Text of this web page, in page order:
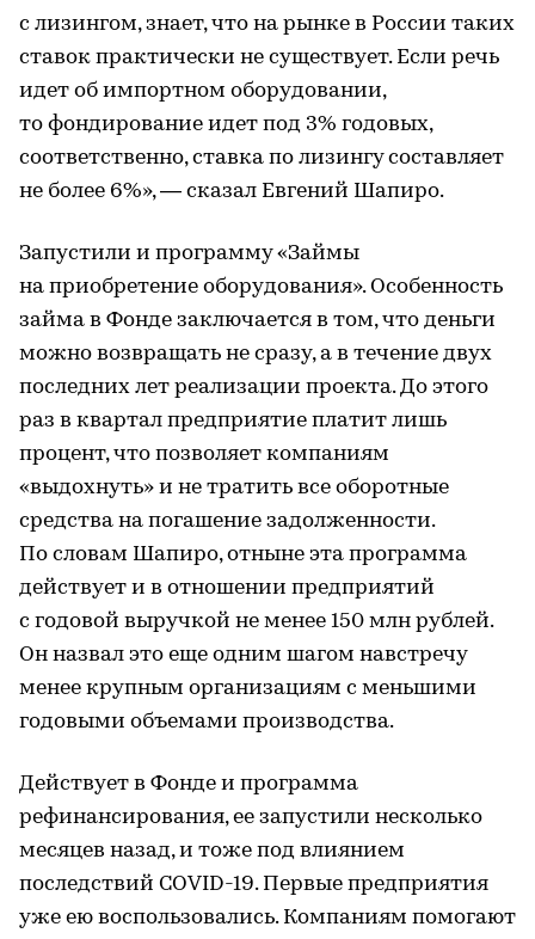
с лизингом, знает, что на рынке в России таких
ставок практически не существует. Если речь
идет об импортном оборудовании,
то фондирование идет под 3% годовых,
соответственно, ставка по лизингу составляет
не более 6%», — сказал Евгений Шапиро.
Запустили и программу «Займы
на приобретение оборудования». Особенность
займа в Фонде заключается в том, что деньги
можно возвращать не сразу, а в течение двух
последних лет реализации проекта. До этого
раз в квартал предприятие платит лишь
процент, что позволяет компаниям
«выдохнуть» и не тратить все оборотные
средства на погашение задолженности.
По словам Шапиро, отныне эта программа
действует и в отношении предприятий
с годовой выручкой не менее 150 млн рублей.
Он назвал это еще одним шагом навстречу
менее крупным организациям с меньшими
годовыми объемами производства.
Действует в Фонде и программа
рефинансирования, ее запустили несколько
месяцев назад, и тоже под влиянием
последствий COVID-19. Первые предприятия
уже ею воспользовались. Компаниям помогают